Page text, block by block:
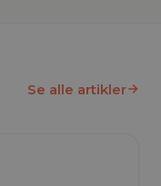
Se alle artikler